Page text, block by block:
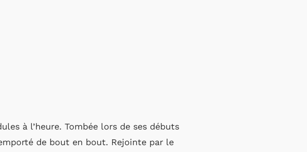
à l’heure. Tombée lors de ses débuts
de bout en bout. Rejointe par le